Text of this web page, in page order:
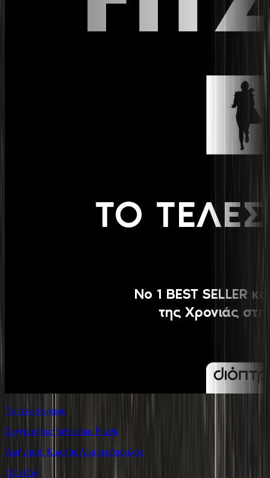
Το τελεσίγραφο
Συγγραφέας: Sebastian Fitzek
Αφήγηση: Κωστής Λυμπερόπουλος
10ω 05λ